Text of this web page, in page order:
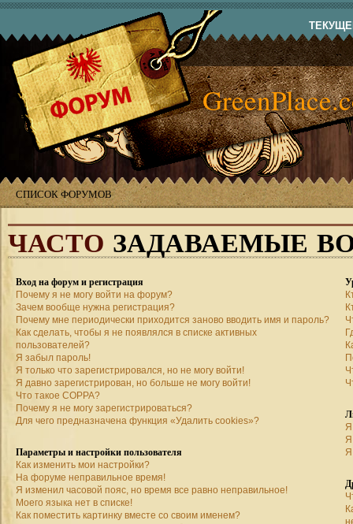
СПИСОК ФОРУМОВ
ЧАСТО ЗАДАВАЕМЫЕ
Вход на форум и регистрация
Почему я не могу войти на форум?
Зачем вообще нужна регистрация?
Почему мне периодически приходится заново вводить имя и пароль?
Как сделать, чтобы я не появлялся в списке активных
пользователей?
Я забыл пароль!
Я только что зарегистрировался, но не могу войти!
Я давно зарегистрирован, но больше не могу войти!
Что такое COPPA?
Почему я не могу зарегистрироваться?
Для чего предназначена функция «Удалить cookies»?
Параметры и настройки пользователя
Как изменить мои настройки?
На форуме неправильное время!
Я изменил часовой пояс, но время все равно неправильное!
Моего языка нет в списке!
Как поместить картинку вместе со своим именем?
Я
Я
Я